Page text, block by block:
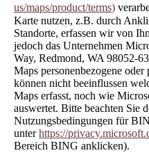
us/maps/product/terms)
Karte nutzen, z.B. durch
Standorte, erfassen wir von
jedoch das Unternehmen
Way, Redmond, WA 98052-
Maps personenbezogene
können nicht beeinflussen
Maps erfasst, noch wie
auswertet. Bitte beachten Sie
Nutzungsbedingungen für
unterhttps://
Bereich BING anklicken).